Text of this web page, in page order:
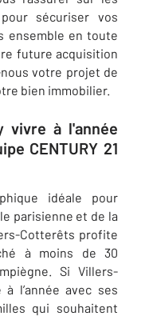
sécuriser vos
ensemble en toute
future acquisition
votre projet de
bien immobilier.
vivre à l'année
CENTURY 21
idéale pour
parisienne et de la
Cotterêts profite
à moins de 30
Si Villers-
l’année avec ses
qui souhaitent